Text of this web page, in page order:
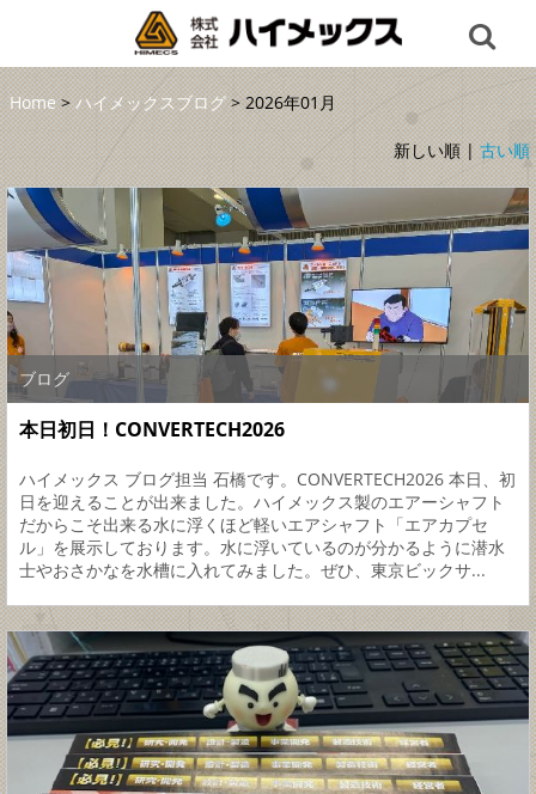
Home>ハイメックスブログ> 2026年01月
新しい順 |古い順
ブログ
本日初日！CONVERTECH2026
ハイメックス ブログ担当 石橋です。CONVERTECH2026 本日、初
日を迎えることが出来ました。ハイメックス製のエアーシャフト
だからこそ出来る水に浮くほど軽いエアシャフト「エアカプセ
ル」を展示しております。水に浮いているのが分かるように潜水
士やおさかなを水槽に入れてみました。ぜひ、東京ビックサ...